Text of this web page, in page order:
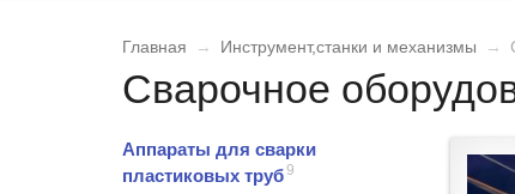
Главная → Инструмент,станки и механизмы →
Сварочное
Аппараты для сварки
пластиковых труб9